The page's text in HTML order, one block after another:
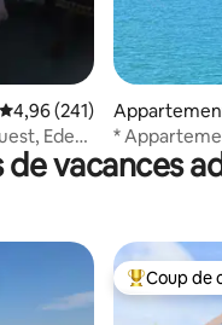
: 4,97 sur 5
Évaluation moyenne sur
4,96 (241)
Eden
*
de
vacances
appréciés Coups de
Coup de